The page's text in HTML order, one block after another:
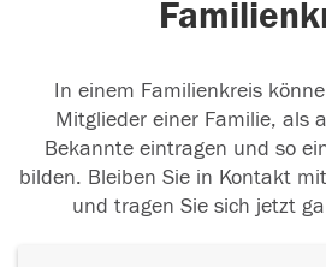
In einem Familienkreis
Mitglieder einer Familie, als
Bekannte eintragen und so
bilden. Bleiben Sie in Kontakt
und tragen Sie sich jetzt